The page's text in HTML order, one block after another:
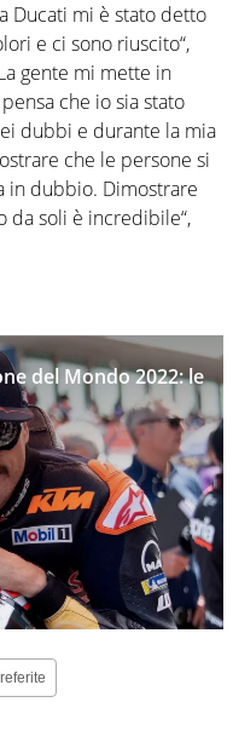
Ducati mi è stato detto
e ci sono riuscito“,
gente mi mette in
che io sia stato
dubbi e durante la mia
che le persone si
in dubbio. Dimostrare
da soli è incredibile“,
del Mondo 2022: le